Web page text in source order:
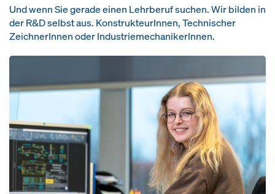
Und wenn Sie gerade einen Lehrberuf suchen. Wir bilden in
der R&D selbst aus. KonstrukteurInnen, Technischer
ZeichnerInnen oder IndustriemechanikerInnen.
Open